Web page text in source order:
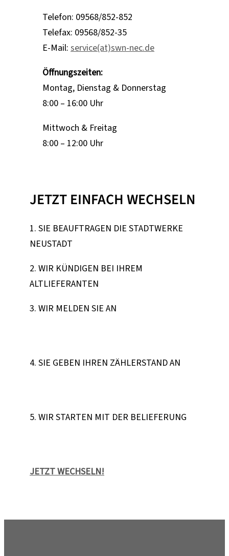
Telefon: 09568/852-852
Telefax: 09568/852-35
E-Mail: service(at)swn-nec.de
Öffnungszeiten:
Montag, Dienstag & Donnerstag
8:00 – 16:00 Uhr
Mittwoch & Freitag
8:00 – 12:00 Uhr
JETZT EINFACH WECHSELN
1. SIE BEAUFTRAGEN DIE STADTWERKE
NEUSTADT
2. WIR KÜNDIGEN BEI IHREM
ALTLIEFERANTEN
3. WIR MELDEN SIE AN
4. SIE GEBEN IHREN ZÄHLERSTAND AN
5. WIR STARTEN MIT DER BELIEFERUNG
JETZT WECHSELN!